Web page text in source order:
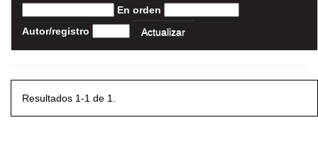
En orden
Autor/registro
Resultados 1-1 de 1.